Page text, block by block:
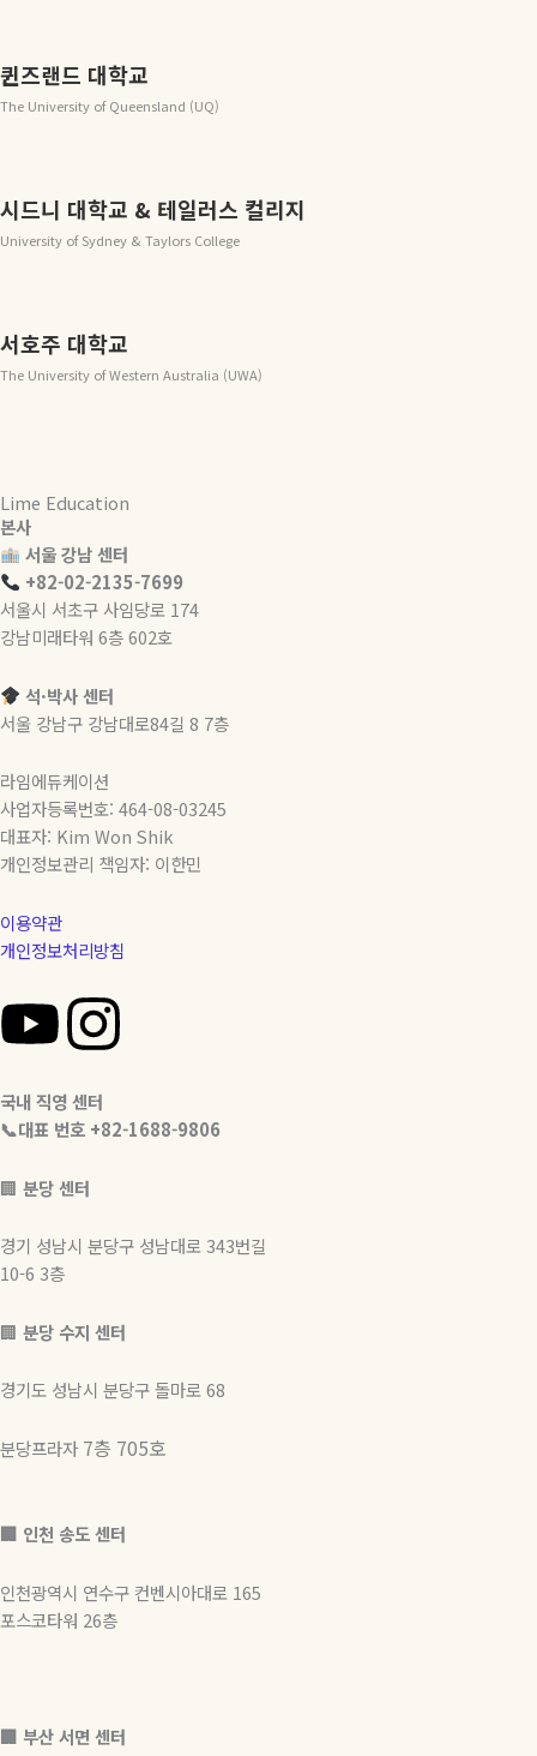
퀸즈랜드 대학교
The University of Queensland (UQ)
시드니 대학교 & 테일러스 컬리지
University of Sydney & Taylors College
서호주 대학교
The University of Western Australia (UWA)
Lime Education
본사
서울 강남 센터
+82-02-2135-7699
서울시 서초구 사임당로 174
강남미래타워 6층 602호
석·박사 센터
서울 강남구 강남대로84길 8 7층
라임에듀케이션
사업자등록번호: 464-08-03245
대표자: Kim Won Shik
개인정보관리 책임자: 이한민
이용약관
개인정보처리방침
Y
o
u
t
u
b
e
I
n
s
a
g
r
a
m
국내 직영 센터
📞대표 번호 +82-1688-9806
🏢 분당 센터
경기 성남시 분당구 성남대로 343번길
10-6 3층
🏢 분당 수지 센터
경기도 성남시 분당구 돌마로 68
분당프라자 7층 705호
🏢 인천 송도 센터
인천광역시 연수구 컨벤시아대로 165
포스코타워 26층
🏢 부산 서면 센터